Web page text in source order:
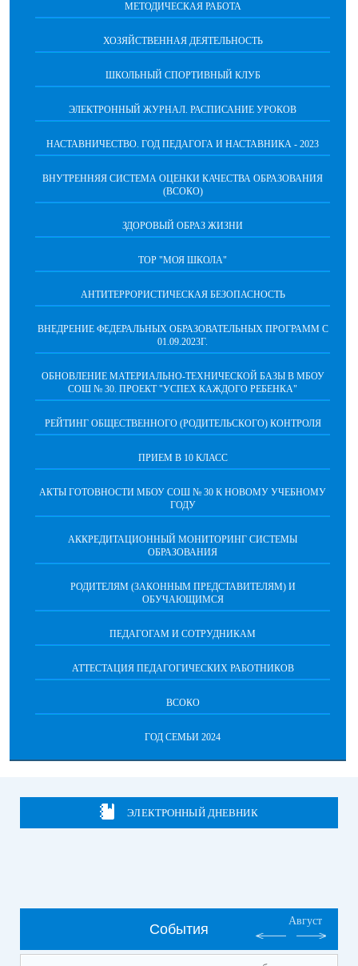
МЕТОДИЧЕСКАЯ РАБОТА
ХОЗЯЙСТВЕННАЯ ДЕЯТЕЛЬНОСТЬ
ШКОЛЬНЫЙ СПОРТИВНЫЙ КЛУБ
ЭЛЕКТРОННЫЙ ЖУРНАЛ. РАСПИСАНИЕ УРОКОВ
НАСТАВНИЧЕСТВО. ГОД ПЕДАГОГА И НАСТАВНИКА - 2023
ВНУТРЕННЯЯ СИСТЕМА ОЦЕНКИ КАЧЕСТВА ОБРАЗОВАНИЯ
(ВСОКО)
ЗДОРОВЫЙ ОБРАЗ ЖИЗНИ
ТОР "МОЯ ШКОЛА"
АНТИТЕРРОРИСТИЧЕСКАЯ БЕЗОПАСНОСТЬ
ВНЕДРЕНИЕ ФЕДЕРАЛЬНЫХ ОБРАЗОВАТЕЛЬНЫХ ПРОГРАММ С
01.09.2023Г.
ОБНОВЛЕНИЕ МАТЕРИАЛЬНО-ТЕХНИЧЕСКОЙ БАЗЫ В МБОУ
СОШ № 30. ПРОЕКТ "УСПЕХ КАЖДОГО РЕБЕНКА"
РЕЙТИНГ ОБЩЕСТВЕННОГО (РОДИТЕЛЬСКОГО) КОНТРОЛЯ
ПРИЕМ В 10 КЛАСС
АКТЫ ГОТОВНОСТИ МБОУ СОШ № 30 К НОВОМУ УЧЕБНОМУ
ГОДУ
АККРЕДИТАЦИОННЫЙ МОНИТОРИНГ СИСТЕМЫ
ОБРАЗОВАНИЯ
РОДИТЕЛЯМ (ЗАКОННЫМ ПРЕДСТАВИТЕЛЯМ) И
ОБУЧАЮЩИМСЯ
ПЕДАГОГАМ И СОТРУДНИКАМ
АТТЕСТАЦИЯ ПЕДАГОГИЧЕСКИХ РАБОТНИКОВ
ВСОКО
ГОД СЕМЬИ 2024
ЭЛЕКТРОННЫЙ ДНЕВНИК
События
Август